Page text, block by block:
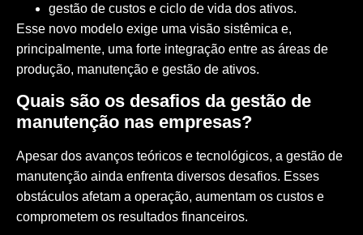
gestão de custos e ciclo de vida dos ativos.
Esse novo modelo exige uma visão sistêmica e,
principalmente, uma forte integração entre as áreas de
produção, manutenção e gestão de ativos.
Quais são os desafios da gestão de
manutenção nas empresas?
Apesar dos avanços teóricos e tecnológicos, a gestão de
manutenção ainda enfrenta diversos desafios. Esses
obstáculos afetam a operação, aumentam os custos e
comprometem os resultados financeiros.